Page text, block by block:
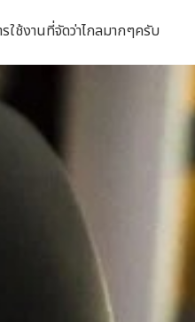
ใช้งานที่จัดว่าไกลมากๆครับ